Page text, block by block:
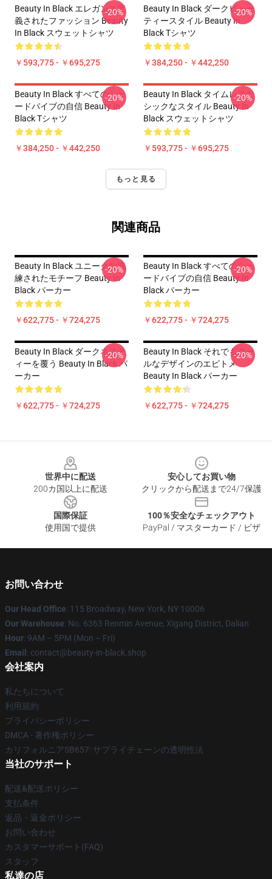
Beauty In Black エレガンス定
義されたファッション Beauty
In Black スウェットシャツ
￥593,775 - ￥695,275
-20%
Beauty In Black ダークビュー
ティースタイル Beauty In
Black Tシャツ
￥384,250 - ￥442,250
-20%
Beauty In Black すべてのシェ
ードバイブの自信 Beauty In
Black Tシャツ
￥384,250 - ￥442,250
-20%
Beauty In Black タイムレスな
シックなスタイル Beauty In
Black スウェットシャツ
￥593,775 - ￥695,275
-20%
もっと見る
関連商品
Beauty In Black ユニークな洗
練されたモチーフ Beauty In
Black パーカー
￥622,775 - ￥724,275
-20%
Beauty In Black すべてのシェ
ードバイブの自信 Beauty In
Black パーカー
￥622,775 - ￥724,275
-20%
Beauty In Black ダークネステ
ィーを覆う Beauty In Black パ
ーカー
￥622,775 - ￥724,275
-20%
Beauty In Black それでもクー
ルなデザインのエピトメ
Beauty In Black パーカー
￥622,775 - ￥724,275
-20%
世界中に配送
200カ国以上に配送
安心してお買い物
クリックから配送まで24/7保護
国際保証
使用国で提供
100％安全なチェックアウト
PayPal / マスターカード / ビザ
お問い合わせ
Our Head Office: 115 Broadway, New York, NY 10006
Our Warehouse: No. 6363 Renmin Avenue, Xigang District, Dalian
Hour: 9AM – 5PM (Mon – Fri)
Email : contact@beauty-in-black.shop
会社案内
私たちについて
利用規約
プライバシーポリシー
DMCA - 著作権ポリシー
カリフォルニアSB657: サプライチェーンの透明性法
当社のサポート
配送&配送ポリシー
支払条件
返品・返金ポリシー
お問い合わせ
カスタマーサポート(FAQ)
スタッフ
私達の店